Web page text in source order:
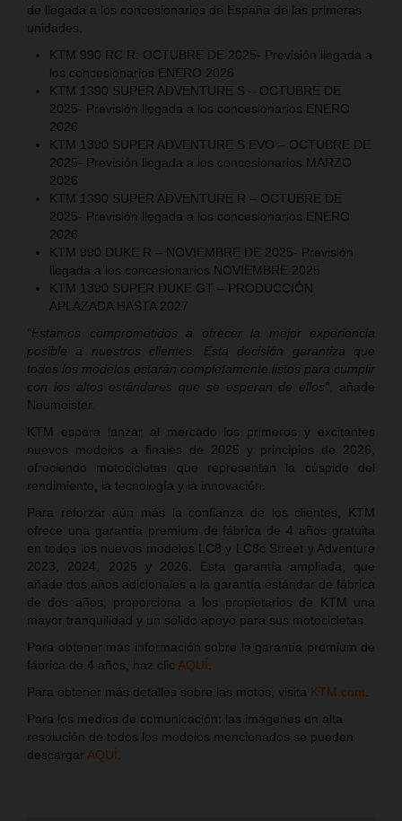
de llegada a los concesionarios de España de las primeras
unidades.
KTM 990 RC R: OCTUBRE DE 2025- Previsión llegada a
los concesionarios ENERO 2026
KTM 1390 SUPER ADVENTURE S – OCTUBRE DE
2025- Previsión llegada a los concesionarios ENERO
2026
KTM 1390 SUPER ADVENTURE S EVO – OCTUBRE DE
2025- Previsión llegada a los concesionarios MARZO
2026
KTM 1390 SUPER ADVENTURE R – OCTUBRE DE
2025- Previsión llegada a los concesionarios ENERO
2026
KTM 990 DUKE R – NOVIEMBRE DE 2025- Previsión
llegada a los concesionarios NOVIEMBRE 2025
KTM 1390 SUPER DUKE GT – PRODUCCIÓN
APLAZADA HASTA 2027
“Estamos comprometidos a ofrecer la mejor experiencia
posible a nuestros clientes. Esta decisión garantiza que
todos los modelos estarán completamente listos para cumplir
con los altos estándares que se esperan de ellos” , añade
Neumeister.
KTM espera lanzar al mercado los primeros y excitantes
nuevos modelos a finales de 2025 y principios de 2026,
ofreciendo motocicletas que representan la cúspide del
rendimiento, la tecnología y la innovación.
Para reforzar aún más la confianza de los clientes, KTM
ofrece una garantía premium de fábrica de 4 años gratuita
en todos los nuevos modelos LC8 y LC8c Street y Adventure
2023, 2024, 2025 y 2026. Esta garantía ampliada, que
añade dos años adicionales a la garantía estándar de fábrica
de dos años, proporciona a los propietarios de KTM una
mayor tranquilidad y un sólido apoyo para sus motocicletas.
Para obtener más información sobre la garantía premium de
fábrica de 4 años, haz clic AQUÍ
Para obtener más detalles sobre las motos, visita KTM.com
Para los medios de comunicación: las imágenes en alta
resolución de todos los modelos mencionados se pueden
descargar AQUÍ